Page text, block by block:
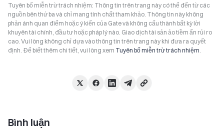
Tuyên bố miễn trừ trách nhiệm: Thông tin trên trang này có thể đến từ các
nguồn bên thứ ba và chỉ mang tính chất tham khảo. Thông tin này không
phản ánh quan điểm hoặc ý kiến của Gate và không cấu thành bất kỳ lời
khuyên tài chính, đầu tư hoặc pháp lý nào. Giao dịch tài sản ảo tiềm ẩn rủi ro
cao. Vui lòng không chỉ dựa vào thông tin trên trang này khi đưa ra quyết
định. Để biết thêm chi tiết, vui lòng xem Tuyên bố miễn trừ trách nhiệm.
Bình luận